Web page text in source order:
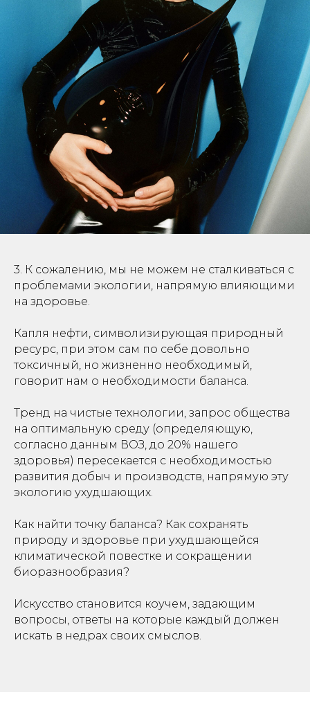
3. К сожалению, мы не можем не сталкиваться с
проблемами экологии, напрямую влияющими
на здоровье.
Капля нефти, символизирующая природный
ресурс, при этом сам по себе довольно
токсичный, но жизненно необходимый,
говорит нам о необходимости баланса.
Тренд на чистые технологии, запрос общества
на оптимальную среду (определяющую,
согласно данным ВОЗ, до 20% нашего
здоровья) пересекается с необходимостью
развития добыч и производств, напрямую эту
экологию ухудшающих.
Как найти точку баланса? Как сохранять
природу и здоровье при ухудшающейся
климатической повестке и сокращении
биоразнообразия?
Искусство становится коучем, задающим
вопросы, ответы на которые каждый должен
искать в недрах своих смыслов.